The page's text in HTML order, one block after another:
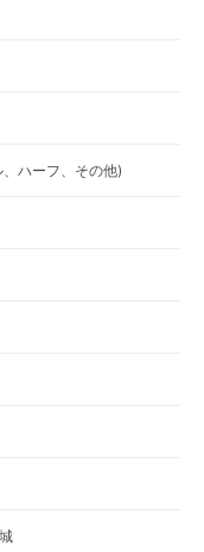
ハーフ、その他)